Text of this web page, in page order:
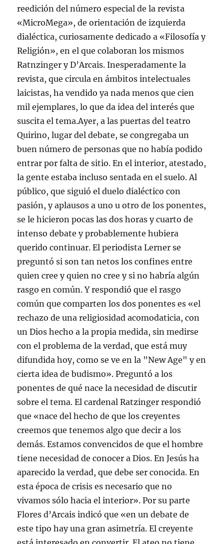
reedición del número especial de la revista
«MicroMega», de orientación de izquierda
dialéctica, curiosamente dedicado a «Filosofía y
Religión», en el que colaboran los mismos
Ratnzinger y D’Arcais. Inesperadamente la
revista, que circula en ámbitos intelectuales
laicistas, ha vendido ya nada menos que cien
mil ejemplares, lo que da idea del interés que
suscita el tema.Ayer, a las puertas del teatro
Quirino, lugar del debate, se congregaba un
buen número de personas que no había podido
entrar por falta de sitio. En el interior, atestado,
la gente estaba incluso sentada en el suelo. Al
público, que siguió el duelo dialéctico con
pasión, y aplausos a uno u otro de los ponentes,
se le hicieron pocas las dos horas y cuarto de
intenso debate y probablemente hubiera
querido continuar. El periodista Lerner se
preguntó si son tan netos los confines entre
quien cree y quien no cree y si no habría algún
rasgo en común. Y respondió que el rasgo
común que comparten los dos ponentes es «el
rechazo de una religiosidad acomodaticia, con
un Dios hecho a la propia medida, sin medirse
con el problema de la verdad, que está muy
difundida hoy, como se ve en la "New Age" y en
cierta idea de budismo». Preguntó a los
ponentes de qué nace la necesidad de discutir
sobre el tema. El cardenal Ratzinger respondió
que «nace del hecho de que los creyentes
creemos que tenemos algo que decir a los
demás. Estamos convencidos de que el hombre
tiene necesidad de conocer a Dios. En Jesús ha
aparecido la verdad, que debe ser conocida. En
esta época de crisis es necesario que no
vivamos sólo hacia el interior». Por su parte
Flores d’Arcais indicó que «en un debate de
este tipo hay una gran asimetría. El creyente